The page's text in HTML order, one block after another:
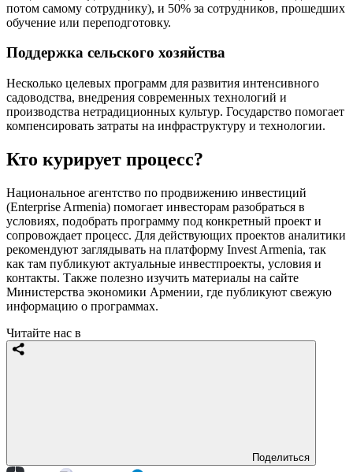
потом самому сотруднику), и 50% за сотрудников, прошедших
обучение или переподготовку.
Поддержка сельского хозяйства
Несколько целевых программ для развития интенсивного
садоводства, внедрения современных технологий и
производства нетрадиционных культур. Государство помогает
компенсировать затраты на инфраструктуру и технологии.
Кто курирует процесс?
Национальное агентство по продвижению инвестиций
(Enterprise Armenia) помогает инвесторам разобраться в
условиях, подобрать программу под конкретный проект и
сопровождает процесс. Для действующих проектов аналитики
рекомендуют заглядывать на платформу Invest Armenia, так
как там публикуют актуальные инвестпроекты, условия и
контакты. Также полезно изучить материалы на сайте
Министерства экономики Армении, где публикуют свежую
информацию о программах.
Читайте нас в
Поделиться